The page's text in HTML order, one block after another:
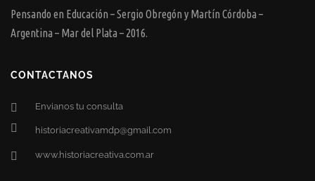
Pensando en Educación – Sergio Obregón y Martín Córdoba –
Argentina – Mar del Plata – 2016.
CONTACTANOS
Envianos tu consulta
historiacreativamdp@gmail.com
www.historiacreativa.com.ar